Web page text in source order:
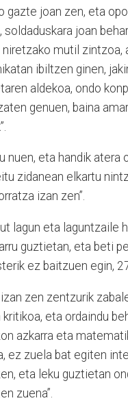
gazte joan zen, eta
joan
mutil
ibiltzen ginen,
aldekoa, ondo
genuen, baina
nuen, eta handik
zidanean elkartu
izan zen”.
lagun eta laguntzaile
guztietan, eta beti
ez baitzuen egin,
zen zentzurik
eta ordaindu
azkarra eta
ez zuela bat egiten
eta leku guztietan
zuena”.